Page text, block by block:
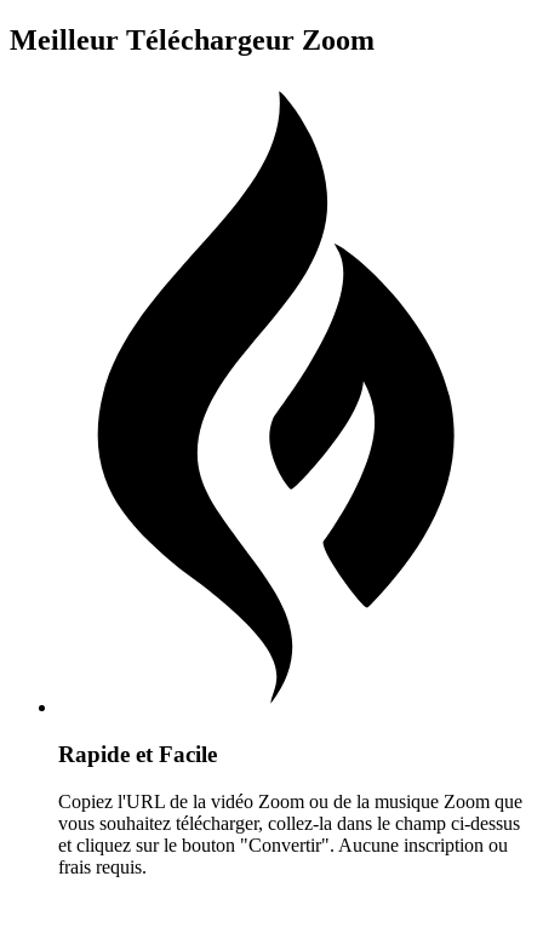
Meilleur Téléchargeur Zoom
Rapide et Facile
Copiez l'URL de la vidéo Zoom ou de la musique Zoom que
vous souhaitez télécharger, collez-la dans le champ ci-dessus
et cliquez sur le bouton "Convertir". Aucune inscription ou
frais requis.